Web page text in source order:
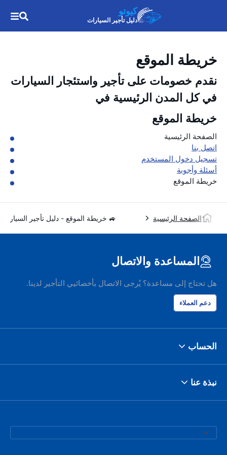
كيوتو
دليل تأجير السيارات
خريطة الموقع
نقدم خصومات على تأجير واستئجار السيارات
في كل المدن الرئيسية في
خريطة الموقع
الصفحة الرئيسية
اتصل بنا
تسجيل دخول المستخدم
أسئلة وأجوبة
خريطة الموقع
الصفحة الرئيسية 🚙 خريطة الموقع - دليل تأجير السيارات
المساعدة والاتصال
هل تحتاج إلى مساعدة؟ يُرجى الاتصال بأخصائيي التأجير لدينا.
دعم العملاء
الحساب
نبذة عنا